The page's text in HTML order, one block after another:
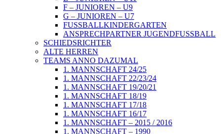
F – JUNIOREN – U9
G – JUNIOREN – U7
FUSSBALLKINDERGARTEN
ANSPRECHPARTNER JUGENDFUSSBALL
SCHIEDSRICHTER
ALTE HERREN
TEAMS ANNO DAZUMAL
1. MANNSCHAFT 24/25
1. MANNSCHAFT 22/23/24
1. MANNSCHAFT 19/20/21
1. MANNSCHAFT 18/19
1. MANNSCHAFT 17/18
1. MANNSCHAFT 16/17
1. MANNSCHAFT – 2015 / 2016
1. MANNSCHAFT – 1990